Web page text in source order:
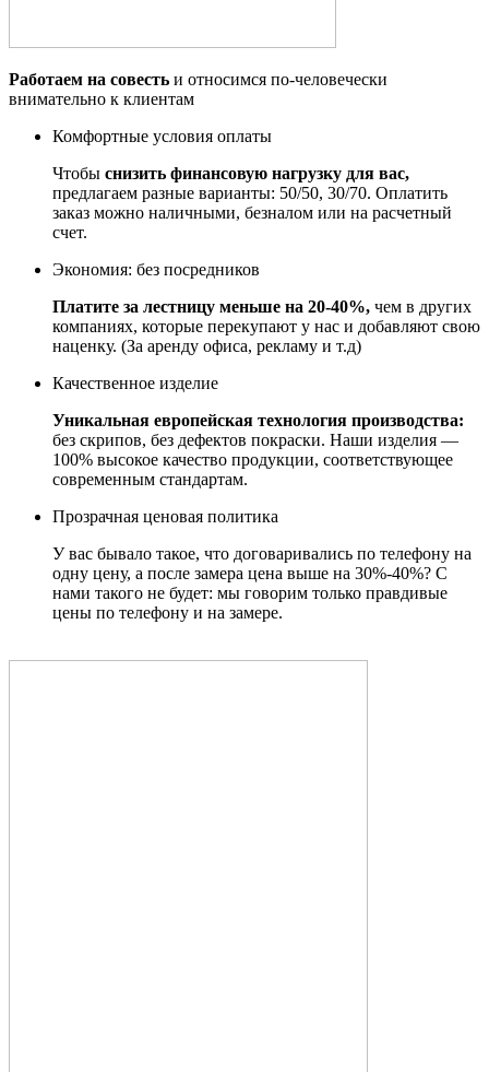
Работаем на совесть и относимся по-человечески
внимательно к клиентам
Комфортные условия оплаты
Чтобы снизить финансовую нагрузку для вас,
предлагаем разные варианты: 50/50, 30/70. Оплатить
заказ можно наличными, безналом или на расчетный
счет.
Экономия: без посредников
Платите за лестницу меньше на 20-40%, чем в других
компаниях, которые перекупают у нас и добавляют свою
наценку. (За аренду офиса, рекламу и т.д)
Качественное изделие
Уникальная европейская технология производства:
без скрипов, без дефектов покраски. Наши изделия —
100% высокое качество продукции, соответствующее
современным стандартам.
Прозрачная ценовая политика
У вас бывало такое, что договаривались по телефону на
одну цену, а после замера цена выше на 30%-40%? С
нами такого не будет: мы говорим только правдивые
цены по телефону и на замере.